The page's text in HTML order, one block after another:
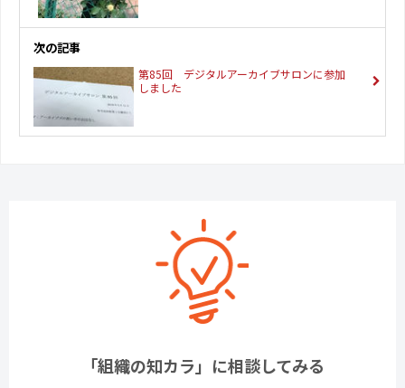
次の記事
第85回 デジタルアーカイブサロンに参加
しました
「組織の知カラ」に相談してみる